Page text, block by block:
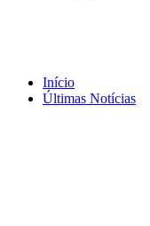
Início
Últimas Notícias